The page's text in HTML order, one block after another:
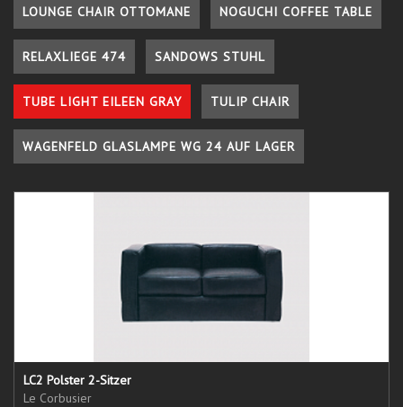
LOUNGE CHAIR OTTOMANE NOGUCHI COFFEE TABLE
RELAXLIEGE 474 SANDOWS STUHL
TUBE LIGHT EILEEN GRAY TULIP CHAIR
WAGENFELD GLASLAMPE WG 24 AUF LAGER
LC2 Polster 2-Sitzer
Le Corbusier